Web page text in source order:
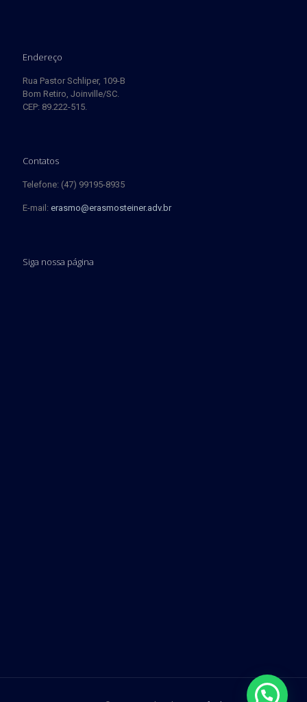
Endereço
Rua Pastor Schliper, 109-B
Bom Retiro, Joinville/SC.
CEP: 89.222-515.
Contatos
Telefone: (47) 99195-8935
E-mail: erasmo@erasmosteiner.adv.br
Siga nossa página